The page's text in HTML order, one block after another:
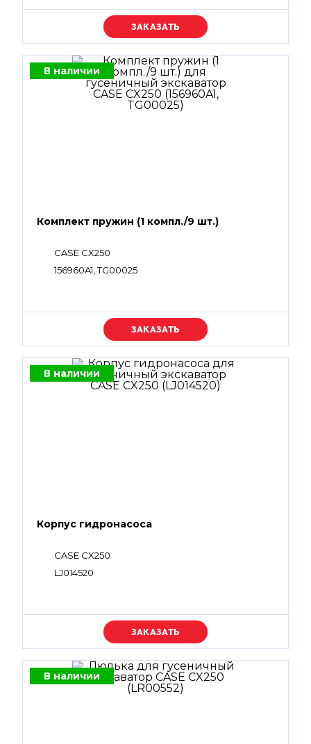
Уточняйте цену
В наличии
Комплект пружин (1 компл./9 шт.)
CASE CX250
156960A1, TG00025
Уточняйте цену
В наличии
Корпус гидронасоса
CASE CX250
LJ014520
Уточняйте цену
В наличии